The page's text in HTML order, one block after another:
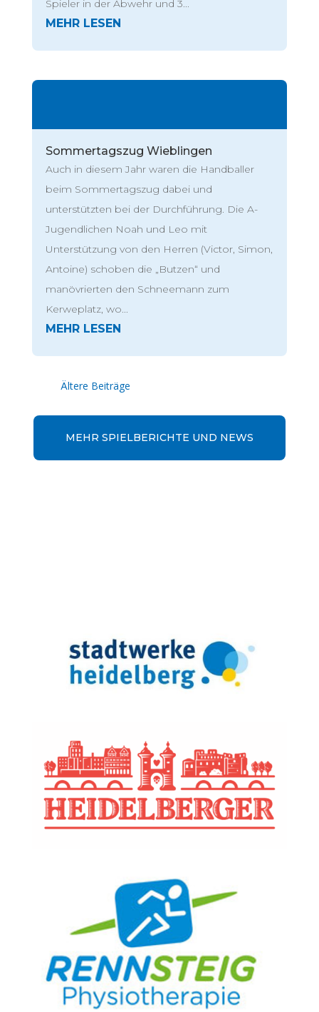
Spieler in der Abwehr und 3...
Sommertagszug Wieblingen
Auch in diesem Jahr waren die Handballer
beim Sommertagszug dabei und
unterstützten bei der Durchführung. Die A-
Jugendlichen Noah und Leo mit
Unterstützung von den Herren (Victor, Simon,
Antoine) schoben die „Butzen“ und
manövrierten den Schneemann zum
Kerweplatz, wo...
MEHR SPIELBERICHTE UND NEWS